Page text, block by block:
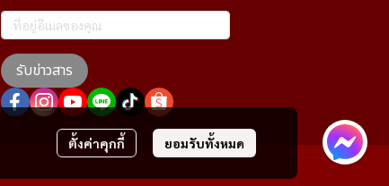
ตั้งค่าคุกกี้ ยอมรับทั้งหมด
รับข่าวสาร